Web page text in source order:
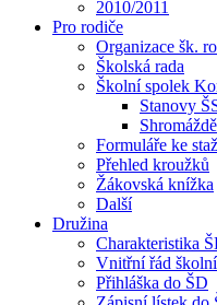
2010/2011
Pro rodiče
Organizace šk.
Školská rada
Školní spolek
Stanovy
Formuláře ke
Přehled kroužků
Žákovská knížka
Další
Družina
Charakteristika
Vnitřní řád
Přihláška do ŠD